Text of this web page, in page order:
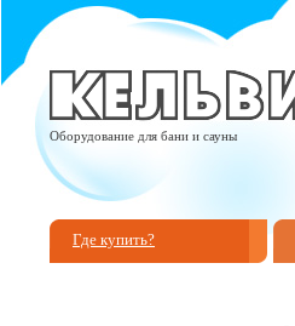
Оборудование для бани и сауны
Где купить?